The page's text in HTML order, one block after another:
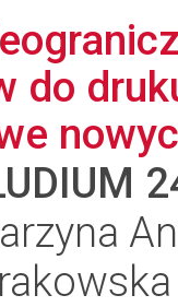
do